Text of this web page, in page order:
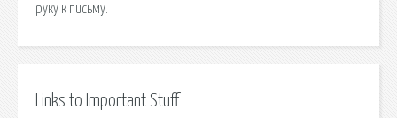
руку к письму.
Links to Important Stuff